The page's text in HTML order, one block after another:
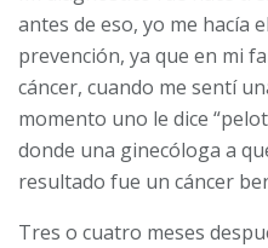
antes de eso, yo me hacía
prevención, ya que en mi
cáncer, cuando me sentí
momento uno le dice
donde una ginecóloga a
resultado fue un cáncer
Tres o cuatro meses